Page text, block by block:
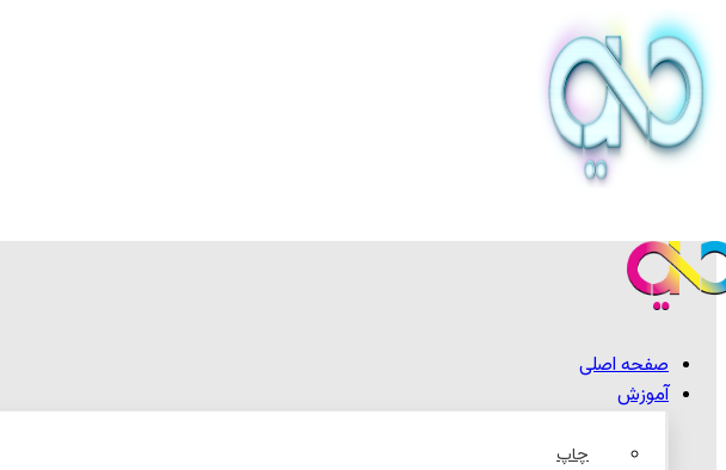
صفحه اصلی
آموزش
چاپ